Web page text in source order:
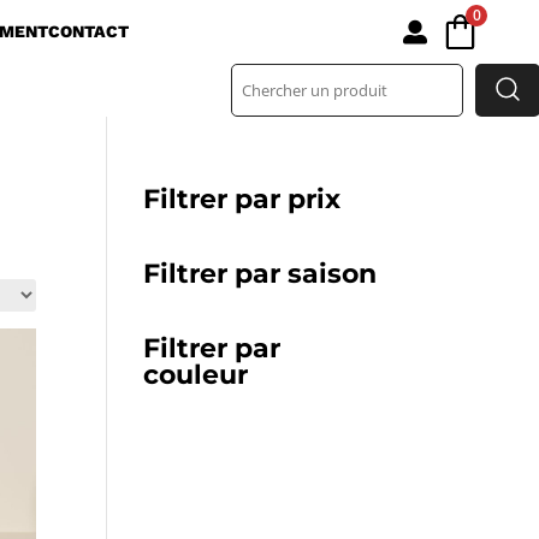
CONTACT 
0
Filtrer par prix
Filtrer par saison
Filtrer par
couleur